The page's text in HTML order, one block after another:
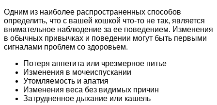
Одним из наиболее распространенных способов
определить, что с вашей кошкой что-то не так, является
внимательное наблюдение за ее поведением. Изменения
в обычных привычках и поведении могут быть первыми
сигналами проблем со здоровьем.
Потеря аппетита или чрезмерное питье
Изменения в мочеиспускании
Утомляемость и апатия
Изменения веса без видимых причин
Затрудненное дыхание или кашель